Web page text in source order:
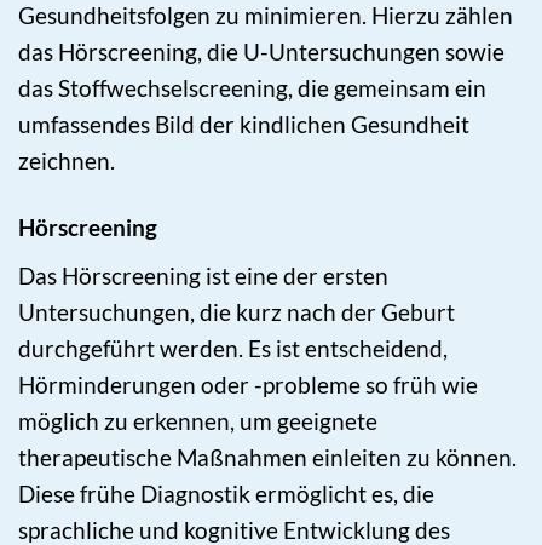
Gesundheitsfolgen zu minimieren. Hierzu zählen
das Hörscreening, die U-Untersuchungen sowie
das Stoffwechselscreening, die gemeinsam ein
umfassendes Bild der kindlichen Gesundheit
zeichnen.
Hörscreening
Das Hörscreening ist eine der ersten
Untersuchungen, die kurz nach der Geburt
durchgeführt werden. Es ist entscheidend,
Hörminderungen oder -probleme so früh wie
möglich zu erkennen, um geeignete
therapeutische Maßnahmen einleiten zu können.
Diese frühe Diagnostik ermöglicht es, die
sprachliche und kognitive Entwicklung des